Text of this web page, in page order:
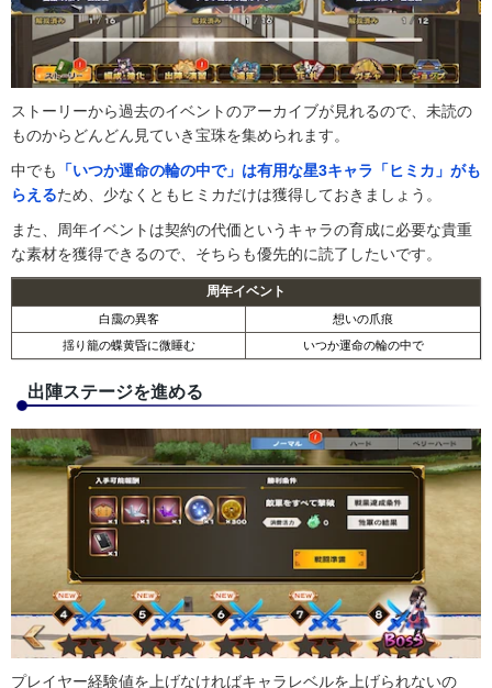
ストーリーから過去のイベントのアーカイブが見れるので、未読の
ものからどんどん見ていき宝珠を集められます。
中でも
「いつか運命の輪の中で」は有用な星3キャラ「ヒミカ」がも
らえるため、少なくともヒミカだけは獲得しておきましょう。
また、周年イベントは契約の代価というキャラの育成に必要な貴重
な素材を獲得できるので、そちらも優先的に読了したいです。
周年イベント
白靄の異客
想いの爪痕
揺り籠の蝶黄昏に微睡む
いつか運命の輪の中で
出陣ステージを進める
プレイヤー経験値を上げなければキャラレベルを上げられないの